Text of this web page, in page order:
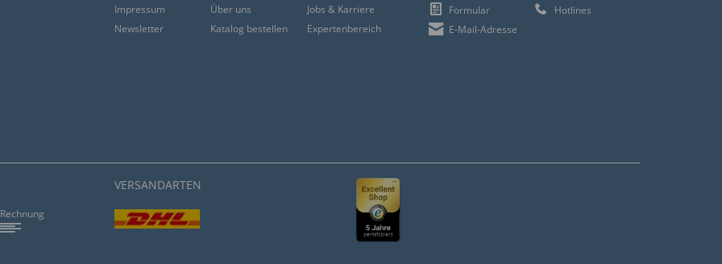
Von Milben keine
super”
Impressum Über uns
Jobs & Karriere
Newsletter
Katalog bestellen Expertenbereich
Formular
Hotlines
E-Mail-Adresse
Rechnung
VERSANDARTEN